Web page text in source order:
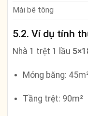
Mái bê tông
5.2. Ví dụ tính
Nhà 1 trệt 1 lầu
Móng băng:
Tầng trệt: 90m²